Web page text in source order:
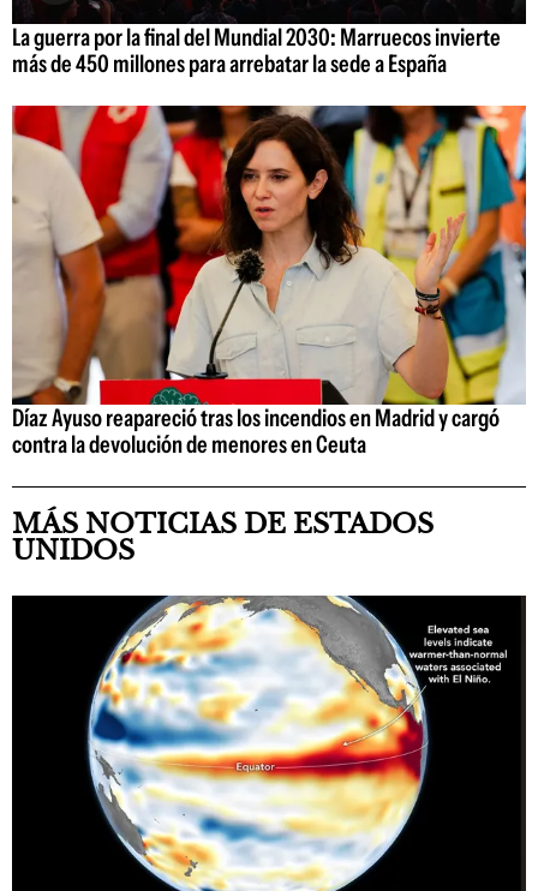
La guerra por la final del Mundial 2030: Marruecos invierte
más de 450 millones para arrebatar la sede a España
Díaz Ayuso reapareció tras los incendios en Madrid y cargó
contra la devolución de menores en Ceuta
MÁS NOTICIAS DE ESTADOS
UNIDOS